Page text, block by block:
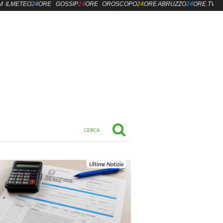
Ultime Notizie
ILMETEO24ORE GOSSIP24ORE OROSCOPO24OREABRUZZO24ORE.TV